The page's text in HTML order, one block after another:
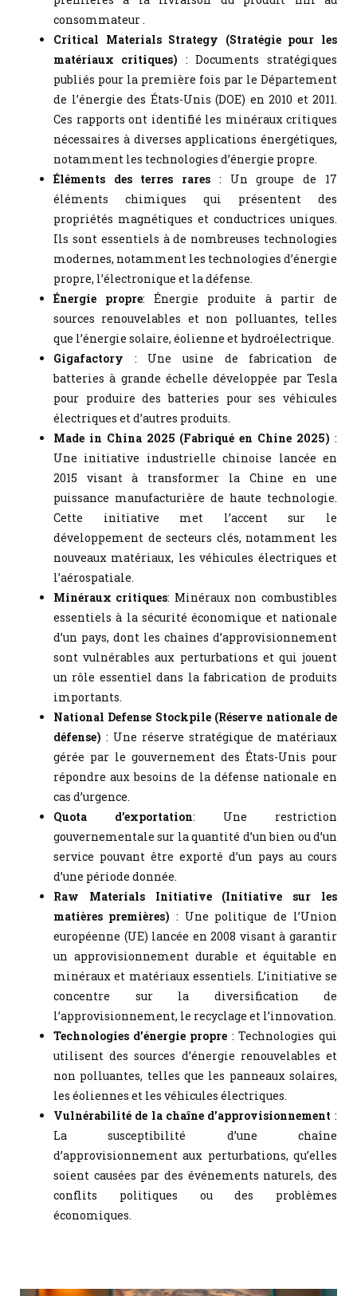
consommateur .
Critical Materials Strategy (Stratégie pour les
matériaux critiques) : Documents stratégiques
publiés pour la première fois par le Département
de l’énergie des États-Unis (DOE) en 2010 et 2011.
Ces rapports ont identifié les minéraux critiques
nécessaires à diverses applications énergétiques,
notamment les technologies d’énergie propre.
Éléments des terres rares : Un groupe de 17
éléments chimiques qui présentent des
propriétés magnétiques et conductrices uniques.
Ils sont essentiels à de nombreuses technologies
modernes, notamment les technologies d’énergie
propre, l’électronique et la défense.
Énergie propre: Énergie produite à partir de
sources renouvelables et non polluantes, telles
que l’énergie solaire, éolienne et hydroélectrique.
Gigafactory : Une usine de fabrication de
batteries à grande échelle développée par Tesla
pour produire des batteries pour ses véhicules
électriques et d’autres produits.
Made in China 2025 (Fabriqué en Chine 2025) :
Une initiative industrielle chinoise lancée en
2015 visant à transformer la Chine en une
puissance manufacturière de haute technologie.
Cette initiative met l’accent sur le
développement de secteurs clés, notamment les
nouveaux matériaux, les véhicules électriques et
l’aérospatiale.
Minéraux critiques: Minéraux non combustibles
essentiels à la sécurité économique et nationale
d’un pays, dont les chaînes d’approvisionnement
sont vulnérables aux perturbations et qui jouent
un rôle essentiel dans la fabrication de produits
importants.
National Defense Stockpile (Réserve nationale de
défense) : Une réserve stratégique de matériaux
gérée par le gouvernement des États-Unis pour
répondre aux besoins de la défense nationale en
cas d’urgence.
Quota d’exportation: Une restriction
gouvernementale sur la quantité d’un bien ou d’un
service pouvant être exporté d’un pays au cours
d’une période donnée.
Raw Materials Initiative (Initiative sur les
matières premières) : Une politique de l’Union
européenne (UE) lancée en 2008 visant à garantir
un approvisionnement durable et équitable en
minéraux et matériaux essentiels. L’initiative se
concentre sur la diversification de
l’approvisionnement, le recyclage et l’innovation.
Technologies d’énergie propre : Technologies qui
utilisent des sources d’énergie renouvelables et
non polluantes, telles que les panneaux solaires,
les éoliennes et les véhicules électriques.
Vulnérabilité de la chaîne d’approvisionnement :
La susceptibilité d’une chaîne
d’approvisionnement aux perturbations, qu’elles
soient causées par des événements naturels, des
conflits politiques ou des problèmes
économiques.